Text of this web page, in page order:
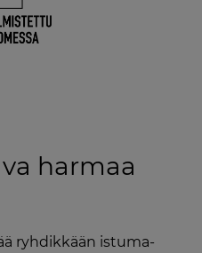
harmaa
ryhdikkään istuma-